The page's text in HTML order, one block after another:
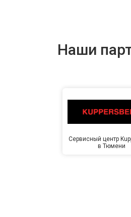
Наши
Сервисный центр
в Тюмени